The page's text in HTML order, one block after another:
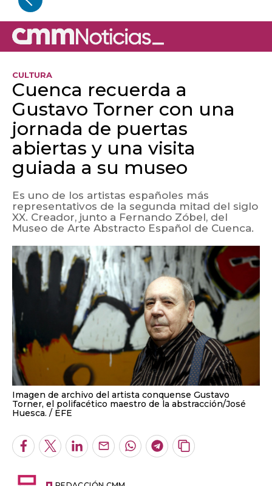
CULTURA
Cuenca recuerda a
Gustavo Torner con una
jornada de puertas
abiertas y una visita
guiada a su museo
Es uno de los artistas españoles más
representativos de la segunda mitad del siglo
XX. Creador, junto a Fernando Zóbel, del
Museo de Arte Abstracto Español de Cuenca.
Imagen de archivo del artista conquense Gustavo
Torner, el polifacético maestro de la abstracción/José
Huesca.
EFE
Facebook
TwitterLinkedInEnviarWhatsapp
Telegram
Copiar